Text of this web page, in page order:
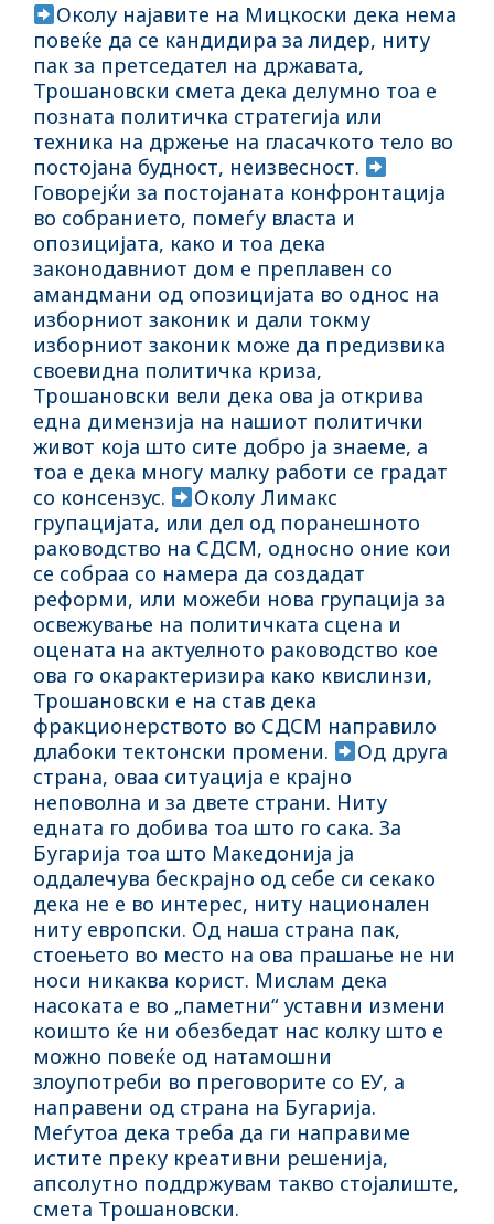
Околу најавите на Мицкоски дека нема
повеќе да се кандидира за лидер, ниту
пак за претседател на државата,
Трошановски смета дека делумно тоа е
позната политичка стратегија или
техника на држење на гласачкото тело во
постојана будност, неизвесност.
Говорејќи за постојаната конфронтација
во собранието, помеѓу власта и
опозицијата, како и тоа дека
законодавниот дом е преплавен со
амандмани од опозицијата во однос на
изборниот законик и дали токму
изборниот законик може да предизвика
своевидна политичка криза,
Трошановски вели дека ова ја открива
една димензија на нашиот политички
живот која што сите добро ја знаеме, а
тоа е дека многу малку работи се градат
со консензус.
Околу Лимакс
групацијата, или дел од поранешното
раководство на СДСМ, односно оние кои
се собраа со намера да создадат
реформи, или можеби нова групација за
освежување на политичката сцена и
оцената на актуелното раководство кое
ова го окарактеризира како квислинзи,
Трошановски е на став дека
фракционерството во СДСМ направило
длабоки тектонски промени.
Од друга
страна, оваа ситуација е крајно
неповолна и за двете страни. Ниту
едната го добива тоа што го сака. За
Бугарија тоа што Македонија ја
оддалечува бескрајно од себе си секако
дека не е во интерес, ниту национален
ниту европски. Од наша страна пак,
стоењето во место на ова прашање не ни
носи никаква корист. Мислам дека
насоката е во „паметни“ уставни измени
коишто ќе ни обезбедат нас колку што е
можно повеќе од натамошни
злоупотреби во преговорите со ЕУ, а
направени од страна на Бугарија.
Меѓутоа дека треба да ги направиме
истите преку креативни решенија,
апсолутно поддржувам такво стојалиште,
смета Трошановски.